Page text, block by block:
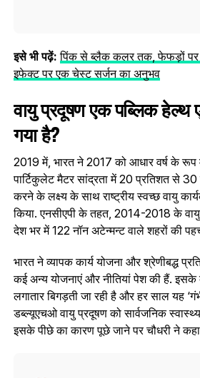
इसे भी पढ़ें:पिंक से ब्लैक कलर तक, फेफड़ों पर
इफेक्‍ट पर एक चेस्ट सर्जन का अनुभव
वायु प्रदूषण एक पब्लिक हेल्‍थ
गया है?
2019 में, भारत ने 2017 को आधार वर्ष के
पार्टिकुलेट मैटर सांद्रता में 20 प्रतिशत से
करने के लक्ष्य के साथ राष्ट्रीय स्वच्छ वायु
किया. एनसीएपी के तहत, 2014-2018 के वायु
देश भर में 122 नॉन अटेन्मन्ट वाले शहरों की
भारत ने व्यापक कार्य योजना और श्रेणीबद्ध
कई अन्य योजनाएं और नीतियां पेश की हैं. इसके
लगातार बिगड़ती जा रही है और हर साल यह
डब्ल्यूएचओ वायु प्रदूषण को सार्वजनिक
इसके पीछे का कारण पूछे जाने पर चौधरी ने कहा,